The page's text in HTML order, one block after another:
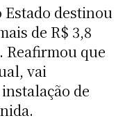
destinou
de R$ 3,8
Reafirmou que
vai
de